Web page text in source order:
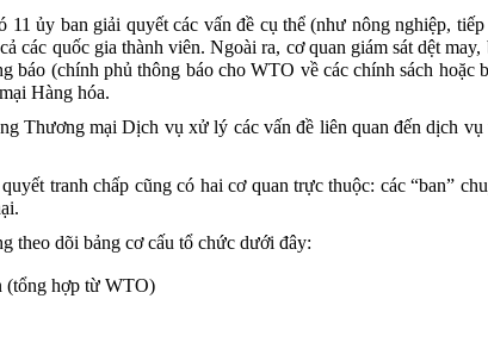
11ủy ban giải quyết các vấn đề cụ thể (như nông nghiệp, tiếp
cả các quốc gia thành viên.Ngoài ra, cơ quan giám sát dệt may,
báo (chính phủ thông báo choWTO về các chính sách hoặc
mại Hàng hóa.
Thươngmại Dịch vụ xử lý các vấn đề liên quan đến dịch vụ
quyết tranh chấp cũng có hai cơ quan trực thuộc: các“ban”
.
theo dõi bảng cơ cấu tổ chức dưới đây:
(tổng hợp từ WTO)